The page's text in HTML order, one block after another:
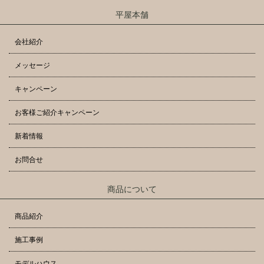
平屋本舗
会社紹介
メッセージ
キャンペーン
お客様ご紹介キャンペーン
新着情報
お問合せ
商品について
商品紹介
施工事例